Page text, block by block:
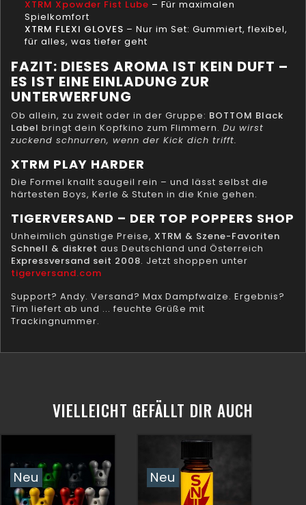
XTRM Xpowder Fist Lube – Für maximalen
Spielkomfort
XTRM FLEXI GLOVES – Nur im Set: Gummiert, flexibel,
für alles, was tiefer geht
FAZIT: DIESES AROMA IST KEIN DUFT –
ES IST EINE EINLADUNG ZUR
UNTERWERFUNG
Ob allein, zu zweit oder in der Gruppe: BOTTOM Black
Label bringt dein Kopfkino zum Flimmern. Du wirst
zuckend schnurren, wenn der Kick dich trifft.
XTRM PLAY HARDER
Die Formel knallt saugeil rein – und lässt selbst die
härtesten Boys, Kerle & Stuten in die Knie gehen.
TIGERVERSAND – DER TOP POPPERS SHOP
Unheimlich günstige Preise, XTRM & Szene-Favoriten
Schnell & diskret aus Deutschland und Österreich
Expressversand seit 2008. Jetzt shoppen unter
tigerversand.com
Support? Andy. Versand? Max Dampfwalze. Ergebnis?
Tim liefert ab und ... feuchte Grüße mit
Trackingnummer.
VIELLEICHT GEFÄLLT DIR AUCH
Neu Neu